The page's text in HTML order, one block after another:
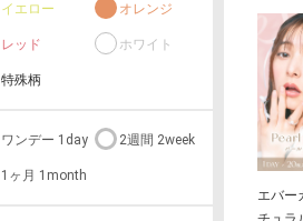
イエロー オレンジ
レッド ホワイト
特殊柄
ワンデー 1day 2週間 2week
1ヶ月 1month
エバー